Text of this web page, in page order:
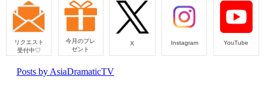
リクエスト
受付中♡
今月のプレ
ゼント
X Instagram YouTube